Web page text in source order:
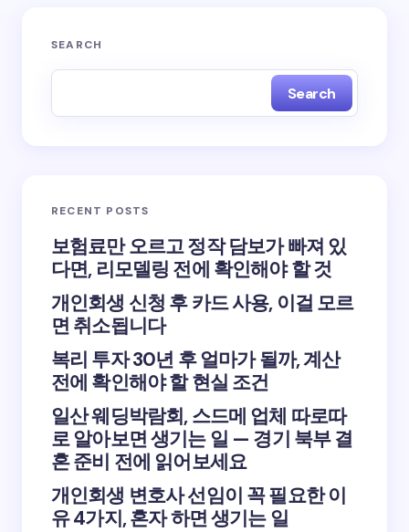
SEARCH
Search
RECENT POSTS
보험료만 오르고 정작 담보가 빠져 있
다면, 리모델링 전에 확인해야 할 것
개인회생 신청 후 카드 사용, 이걸 모르
면 취소됩니다
복리 투자 30년 후 얼마가 될까, 계산
전에 확인해야 할 현실 조건
일산 웨딩박람회, 스드메 업체 따로따
로 알아보면 생기는 일 — 경기 북부 결
혼 준비 전에 읽어보세요
개인회생 변호사 선임이 꼭 필요한 이
유 4가지, 혼자 하면 생기는 일